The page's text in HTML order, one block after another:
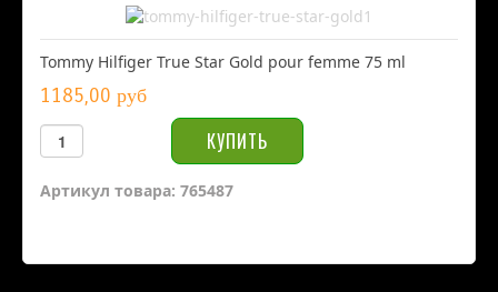
Tommy Hilfiger True Star Gold pour femme 75 ml
1185,00 руб
Артикул товара: 765487